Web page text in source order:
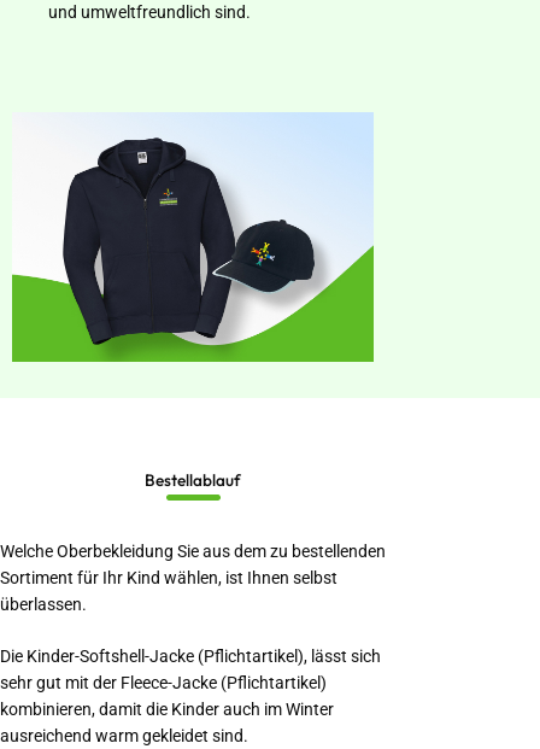
und umweltfreundlich sind.
Bestellablauf
Welche Oberbekleidung Sie aus dem zu bestellenden
Sortiment für Ihr Kind wählen, ist Ihnen selbst
überlassen.
Die Kinder-Softshell-Jacke (Pflichtartikel), lässt sich
sehr gut mit der Fleece-Jacke (Pflichtartikel)
kombinieren, damit die Kinder auch im Winter
ausreichend warm gekleidet sind.